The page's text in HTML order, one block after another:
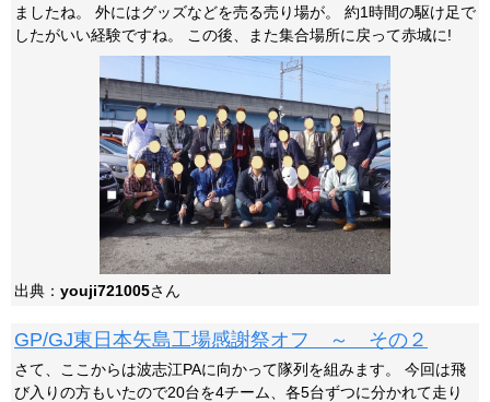
ましたね。 外にはグッズなどを売る売り場が。 約1時間の駆け足で
したがいい経験ですね。 この後、また集合場所に戻って赤城に!
出典： youji721005さん
GP/GJ東日本矢島工場感謝祭オフ ～ その２
さて、ここからは波志江PAに向かって隊列を組みます。 今回は飛
び入りの方もいたので20台を4チーム、各5台ずつに分かれて走り